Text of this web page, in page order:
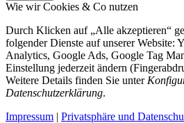
Wie wir Cookies & Co nutzen
Durch Klicken auf „Alle akzeptieren“
folgender Dienste auf unserer Website:
Analytics, Google Ads, Google Tag
Einstellung jederzeit ändern
Weitere Details finden Sie unter
Datenschutzerklärung.
Impressum | Privatsphäre und